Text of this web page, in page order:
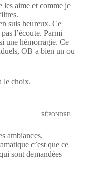
les aime et comme je
suis heureux. Ce
l’écoute. Parmi
une hémorragie. Ce
OB a bien un ou
le choix.
RÉPONDRE
ambiances.
c’est que ce
sont demandées